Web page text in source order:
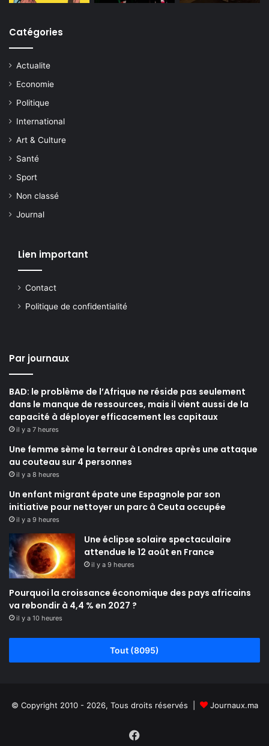
Catégories
Actualite
Economie
Politique
International
Art & Culture
Santé
Sport
Non classé
Journal
Lien important
Contact
Politique de confidentialité
Par journaux
BAD: le problème de l’Afrique ne réside pas seulement
dans le manque de ressources, mais il vient aussi de la
capacité à déployer efficacement les capitaux
il y a 7 heures
Une femme sème la terreur à Londres après une attaque
au couteau sur 4 personnes
il y a 8 heures
Un enfant migrant épate une Espagnole par son
initiative pour nettoyer un parc à Ceuta occupée
il y a 9 heures
Une éclipse solaire spectaculaire
attendue le 12 août en France
il y a 9 heures
Pourquoi la croissance économique des pays africains
va rebondir à 4,4 % en 2027 ?
il y a 10 heures
Tout (8095)
© Copyright 2010 - 2026, Tous droits réservés | Journaux.ma
Facebook